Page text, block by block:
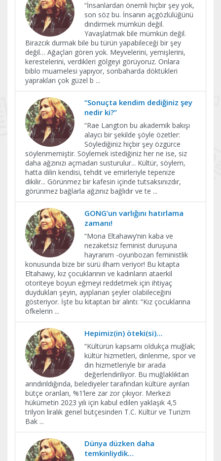
“İnsanlardan önemli hiçbir şey yok,
son söz bu. İnsanın açgözlülüğünü
dindirmek mümkün değil.
Yavaşlatmak bile mümkün değil.
Birazcık durmak bile bu türün yapabileceği bir şey
değil… Ağaçları gören yok. Meyvelerini, yemişlerini,
kerestelerini, verdikleri gölgeyi görüyoruz. Onlara
biblo muamelesi yapıyor, sonbaharda döktükleri
yaprakları çok güzel b ...
“Sonuçta kendim dediğiniz şey
nedir ki?”
“Rae Langton bu akademik bakışı
alaycı bir şekilde şöyle özetler:
Söylediğiniz hiçbir şey özgürce
söylenmemiştir. Söylemek istediğiniz her ne ise, siz
daha ağzınızı açmadan susturulur... Kültür, söylem,
hatta dilin kendisi, tehdit ve emirleriyle tepenize
dikilir... Görünmez bir kafesin içinde tutsaksınızdır,
görünmez bağlarla ağzınız bağlıdır ve te ...
GONG’un varlığını hatırlama
zamanı!
“Mona Eltahawy’nin kaba ve
nezaketsiz feminist duruşuna
hayranım -oyunbozan feministlik
konusunda bize bir sürü ilham veriyor! Bu kitapta
Eltahawy, kız çocuklarının ve kadınların ataerkil
otoriteye boyun eğmeyi reddetmek için ihtiyaç
duydukları şeyin, ayıplanan şeyler olabileceğini
gösteriyor. İşte bu kitaptan bir alıntı: “Kız çocuklarına
öfkelerin ...
Hepimiz(in) öteki(si)…
“Kültürün kapsamı oldukça muğlak;
kültür hizmetleri, dinlenme, spor ve
din hizmetleriyle bir arada
değerlendiriliyor. Bu muğlaklıktan
arındırıldığında, belediyeler tarafından kültüre ayrılan
bütçe oranları, %1’lere zar zor çıkıyor. Merkezi
hükümetin 2023 yılı için kabul edilen yaklaşık 4,5
trilyon liralık genel bütçesinden T.C. Kültür ve Turizm
Bak ...
Dünya düzken daha
temkinliydik…